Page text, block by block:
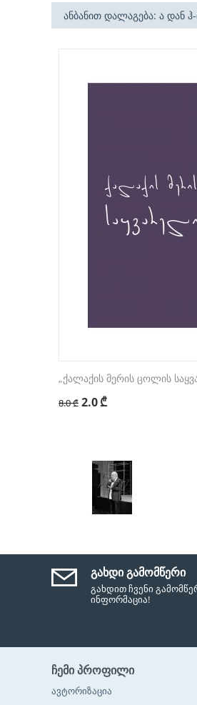
ანბანით დალაგება: ა დან
„ქალაქის მერის ცოლის
8.0₾ 2.0₾
ᲒᲐᲮᲓᲘ ᲒᲐᲛᲝᲛᲬᲔᲠᲘ
გახდით ჩვენი
ინფორმაცია!
ᲩᲔᲛᲘ ᲞᲠᲝᲤᲘᲚᲘ
ავტორიზაცია